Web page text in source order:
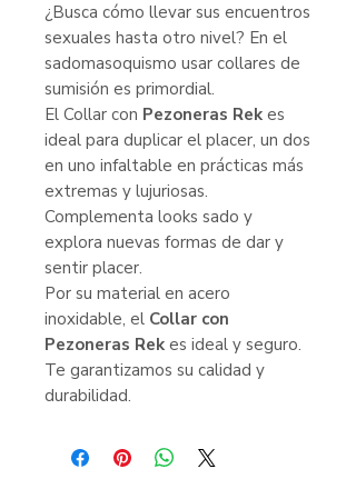
¿Busca cómo llevar sus encuentros
sexuales hasta otro nivel? En el
sadomasoquismo usar collares de
sumisión es primordial.
El Collar con Pezoneras Rek es
ideal para duplicar el placer, un dos
en uno infaltable en prácticas más
extremas y lujuriosas.
Complementa looks sado y
explora nuevas formas de dar y
sentir placer.
Por su material en acero
inoxidable, el Collar con
Pezoneras Rek es ideal y seguro.
Te garantizamos su calidad y
durabilidad.